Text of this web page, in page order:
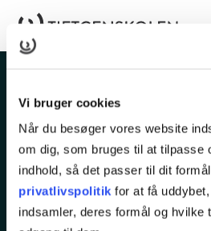
Vi bruger cookies
Når du besøger vores website
om dig, som bruges til at tilpasse
indhold, så det passer til dit
privatlivspolitik for at få
indsamler, deres formål og hvilke
Rugårdsvej 286
5210 Odense NV